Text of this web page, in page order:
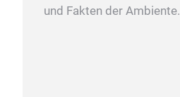
und Fakten der Ambiente.